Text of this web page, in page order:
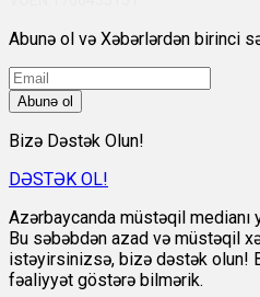
Abunə ol və Xəbərlərdən birinci
Abunə ol
Bizə Dəstək Olun!
DƏSTƏK OL!
Azərbaycanda müstəqil medianı
Bu səbəbdən azad və müstəqil
istəyirsinizsə, bizə dəstək olun!
fəaliyyət göstərə bilmərik.